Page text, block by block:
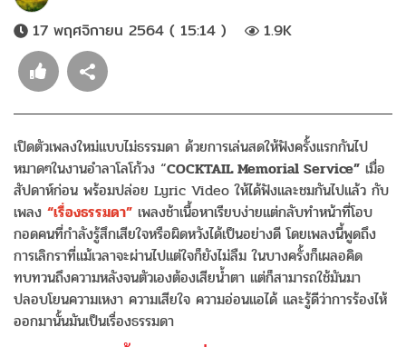
17 พฤศจิกายน 2564 ( 15:14 )
1.9K
เปิดตัวเพลงใหม่แบบไม่ธรรมดา ด้วยการเล่นสดให้ฟังครั้งแรกกันไป
หมาดๆในงานอำลาโลโก้วง “COCKTAIL Memorial Service” เมื่อ
สัปดาห์ก่อน พร้อมปล่อย Lyric Video ให้ได้ฟังและชมกันไปแล้ว กับ
เพลง “เรื่องธรรมดา” เพลงช้าเนื้อหาเรียบง่ายแต่กลับทำหน้าที่โอบ
กอดคนที่กำลังรู้สึกเสียใจหรือผิดหวังได้เป็นอย่างดี โดยเพลงนี้พูดถึง
การเลิกราที่แม้เวลาจะผ่านไปแต่ใจก็ยังไม่ลืม ในบางครั้งก็เผลอคิด
ทบทวนถึงความหลังจนตัวเองต้องเสียน้ำตา แต่ก็สามารถใช้มันมา
ปลอบโยนความเหงา ความเสียใจ ความอ่อนแอได้ และรู้ดีว่าการร้องไห้
ออกมานั้นมันเป็นเรื่องธรรมดา